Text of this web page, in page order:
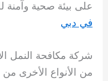
على بيئة صحية وآمنة
في دبي
شركة مكافحة النمل
من الأنواع الأخرى من